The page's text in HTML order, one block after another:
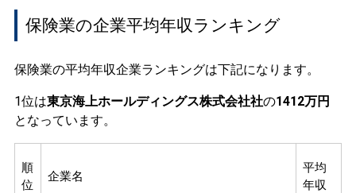
保険業の企業平均年収ランキング
保険業の平均年収企業ランキングは下記になります。
1位は東京海上ホールディングス株式会社社の1412万円
となっています。
順
位
企業名
平均
年収